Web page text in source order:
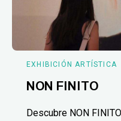
EXHIBICIÓN ARTÍSTICA
NON FINITO
Descubre NON